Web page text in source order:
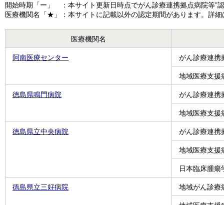
開始時期「ー」 ：本サイト更新日時点でがん診療連携拠点病院等”
医療機関名「★」：本サイトに記載以外の認定期間があります。詳
医療機関名
阿南医療センター がん診療連携
地域医療支援
徳島県鳴門病院 がん診療連携
地域医療支援
徳島県立中央病院 がん診療連携
地域医療支援
日本臨床腫瘍
徳島県立三好病院 地域がん診療